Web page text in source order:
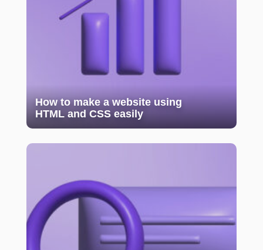
How to make a website using
HTML and CSS easily